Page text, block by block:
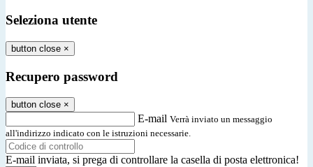
Seleziona utente
button close ×
Recupero password
button close ×
E-mail Verrà inviato un messaggio
all'indirizzo indicato con le istruzioni necessarie.
E-mail inviata, si prega di controllare la casella di posta elettronica!